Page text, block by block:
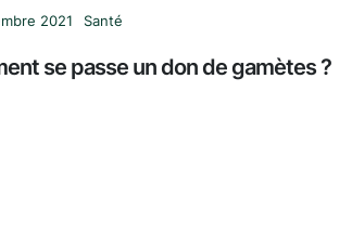
2021 Santé
se passe un don de gamètes ?